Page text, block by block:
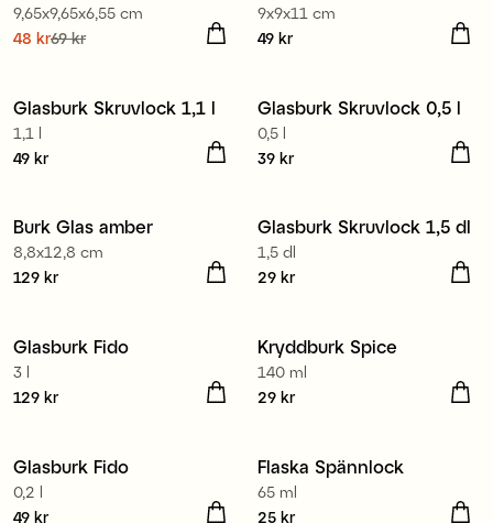
9,65x9,65x6,55 cm
Nuvarande pris
48 kr69 kr
9x9x11 cm
Pris:
49 kr
4 för 3
Glasburk Skruvlock 1,1 l
1,1 l
Pris:
49 kr
4 för 3
Glasburk Skruvlock 0,5 l
0,5 l
Pris:
39 kr
Burk Glas amber
8,8x12,8 cm
Pris :129 kr
129 kr
4 för 3
Glasburk Skruvlock 1,5 dl
1,5 dl
Pris:
29 kr
Glasburk Fido
3 l
Pris :129 kr
129 kr
Kryddburk Spice
140 ml
Pris:
29 kr
Glasburk Fido
0,2 l
Pris:
49 kr
Flaska Spännlock
65 ml
Pris:
25 kr